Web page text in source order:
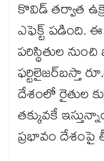
కొవిడ్​ తర్వాత
ఎఫెక్ట్​ పడింది.
పరిస్థితుల
ఫర్టిలైజర్​బస్తా
దేశంలో రైతుల
తక్కువకే
ప్రభావం దేశంపై